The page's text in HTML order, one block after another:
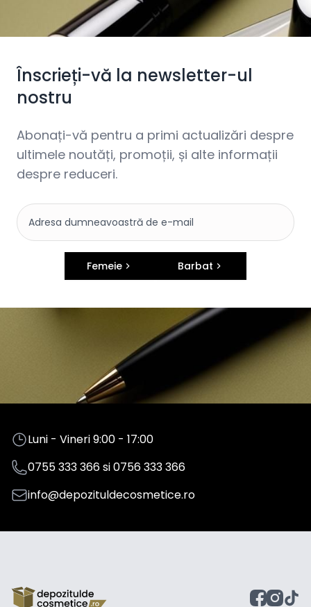
Înscrieți-vă la newsletter-ul
nostru
Abonați-vă pentru a primi actualizări despre
ultimele noutăți, promoții, și alte informații
despre reduceri.
Femeie Barbat
Luni - Vineri 9:00 - 17:00
0755 333 366si0756 333 366
info@depozituldecosmetice.ro